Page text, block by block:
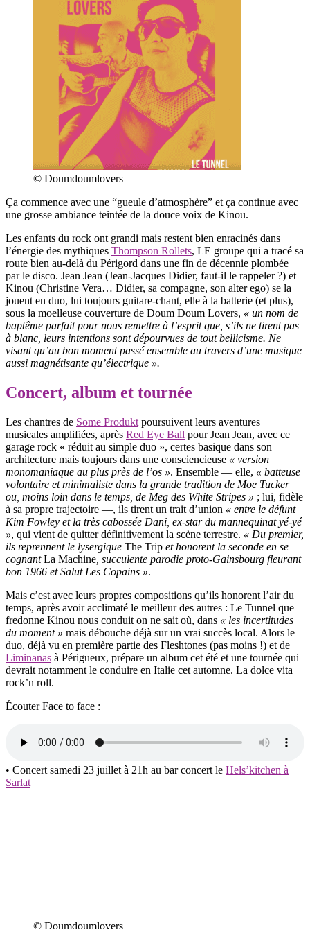
© Doumdoumlovers
Ça commence avec une “gueule d’atmosphère” et ça continue avec
une grosse ambiance teintée de la douce voix de Kinou.
Les enfants du rock ont grandi mais restent bien enracinés dans
l’énergie des mythiques Thompson Rollets, LE groupe qui a tracé sa
route bien au-delà du Périgord dans une fin de décennie plombée
par le disco. Jean Jean (Jean-Jacques Didier, faut-il le rappeler ?) et
Kinou (Christine Vera… Didier, sa compagne, son alter ego) se la
jouent en duo, lui toujours guitare-chant, elle à la batterie (et plus),
sous la moelleuse couverture de Doum Doum Lovers, « un nom de
baptême parfait pour nous remettre à l’esprit que, s’ils ne tirent pas
à blanc, leurs intentions sont dépourvues de toutbellicisme. Ne
visant qu’au bon moment passé ensemble au travers d’une musique
aussi magnétisante qu’électrique ».
Concert, album et tournée
Les chantres de Some Produkt poursuivent leurs aventures
musicales amplifiées, après Red Eye Ball pour Jean Jean, avec ce
garage rock « réduit au simple duo », certes basique dans son
architecture mais toujours dans une consciencieuse « version
monomaniaque au plus près de l’os ». Ensemble — elle, « batteuse
volontaire et minimaliste dans la grande tradition de Moe Tucker
ou, moins loin dans le temps, de Meg des White Stripes » ; lui, fidèle
à sa propre trajectoire —, ils tirent un trait d’union « entre le défunt
Kim Fowley et la très cabossée Dani, ex-star du mannequinat yé-yé
», qui vient de quitter définitivement la scène terrestre. « Du premier,
ils reprennent le lysergique The Trip et honorent la seconde en se
cognantLa Machine , succulente parodie proto-Gainsbourg fleurant
bon 1966 et Salut Les Copains ».
Mais c’est avec leurs propres compositions qu’ils honorent l’air du
temps, après avoir acclimaté le meilleur des autres : Le Tunnel que
fredonne Kinou nous conduit on ne sait où, dans « les incertitudes
du moment » mais débouche déjà sur un vrai succès local. Alors le
duo, déjà vu en première partie des Fleshtones (pas moins !) et de
Liminanas à Périgueux, prépare un album cet été et une tournée qui
devrait notamment le conduire en Italie cet automne. La dolce vita
rock’n roll.
Écouter Face to face :
• Concert samedi 23 juillet à 21h au bar concert le Hels’kitchen à
Sarlat
© Doumdoumlovers